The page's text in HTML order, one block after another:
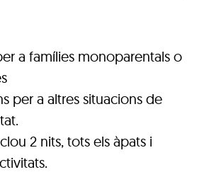
a famílies monoparentals o
per a altres situacions de
2 nits, tots els àpats i